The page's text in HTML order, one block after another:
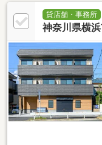
貸店舗・事務所
神奈川県横